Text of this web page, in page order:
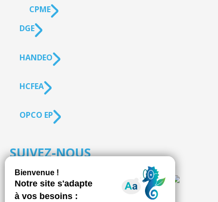
CPME
DGE
HANDEO
HCFEA
OPCO EP
SUIVEZ-NOUS